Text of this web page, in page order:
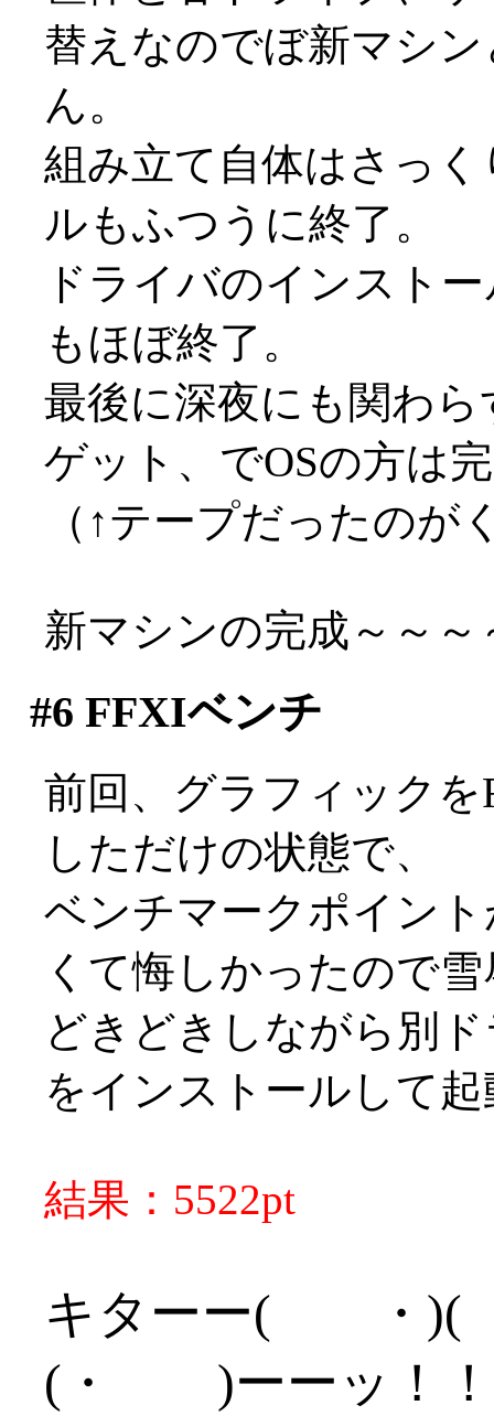
替えなのでぼ新マシ
ん。
組み立て自体はさっ
ルもふつうに終了。
ドライバのインスト
もほぼ終了。
最後に深夜にも関わ
ゲット、でOSの方は
（↑テープだったのが
新マシンの完成～～～
#6 FFXIベンチ
前回、グラフィック
しただけの状態で、
ベンチマークポイン
くて悔しかったので
どきどきしながら別
をインストールして起
結果：5522pt
キターー( ・)(
(・ )ーーッ！！